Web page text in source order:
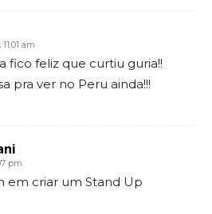
am
fico feliz que curtiu guria!!
pra ver no Peru ainda!!!
pm
em criar um Stand Up